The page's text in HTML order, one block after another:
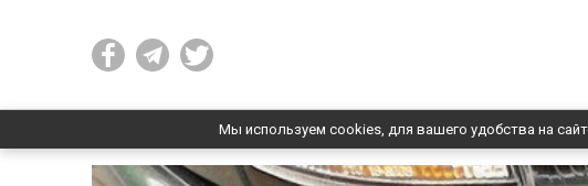
Мы используем cookies, для вашего удобства на